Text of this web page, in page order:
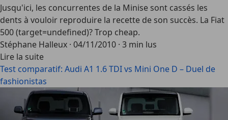
Jusqu'ici, les concurrentes de la Minise sont cassés les
dents à vouloir reproduire la recette de son succès. La Fiat
500 (target=undefined)? Trop cheap.
Stéphane Halleux · 04/11/2010 · 3 min lus
Lire la suite
Test comparatif: Audi A1 1.6 TDI vs Mini One D – Duel de
fashionistas